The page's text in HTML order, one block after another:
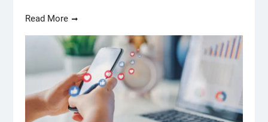
Read More